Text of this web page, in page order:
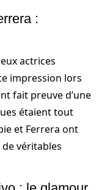
:
actrices
impression lors
fait preuve d’une
étaient tout
et Ferrera ont
véritables